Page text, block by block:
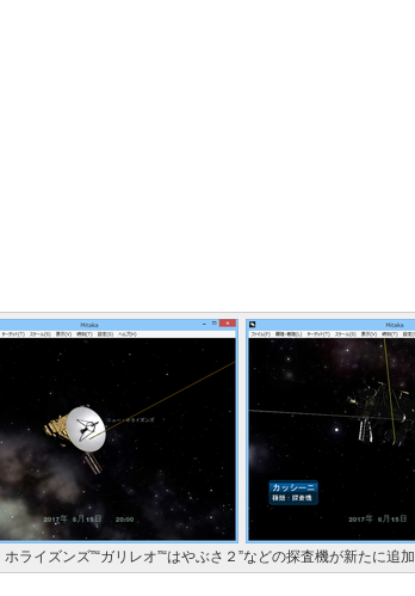
ホライズンズ”“ガリレオ”“はやぶさ２”などの探査機が新たに追加